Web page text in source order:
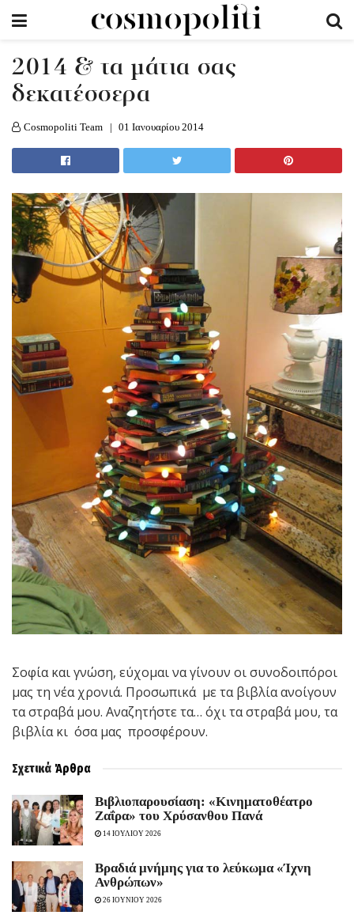
2014 & τα μάτια σας
δεκατέσσερα
Cosmopoliti Team 01 Ιανουαρίου 2014
Σοφία και γνώση, εύχομαι να γίνουν οι συνοδοιπόροι
μας τη νέα χρονιά. Προσωπικά με τα βιβλία ανοίγουν
τα στραβά μου. Αναζητήστε τα… όχι τα στραβά μου, τα
βιβλία κι όσα μας προσφέρουν.
Σχετικά Άρθρα
Βιβλιοπαρουσίαση: «Κινηματοθέατρο
Ζαΐρα» του Χρύσανθου Πανά
14 ΙΟΥΛΙΟΥ 2026
Bραδιά μνήμης για το λεύκωμα «Ίχνη
Ανθρώπων»
26 ΙΟΥΝΙΟΥ 2026